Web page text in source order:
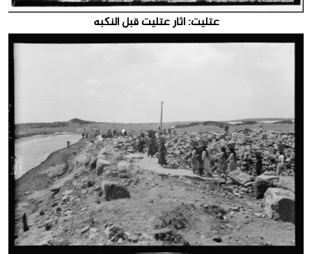
عتليت: اثار عتليت قبل النكبه